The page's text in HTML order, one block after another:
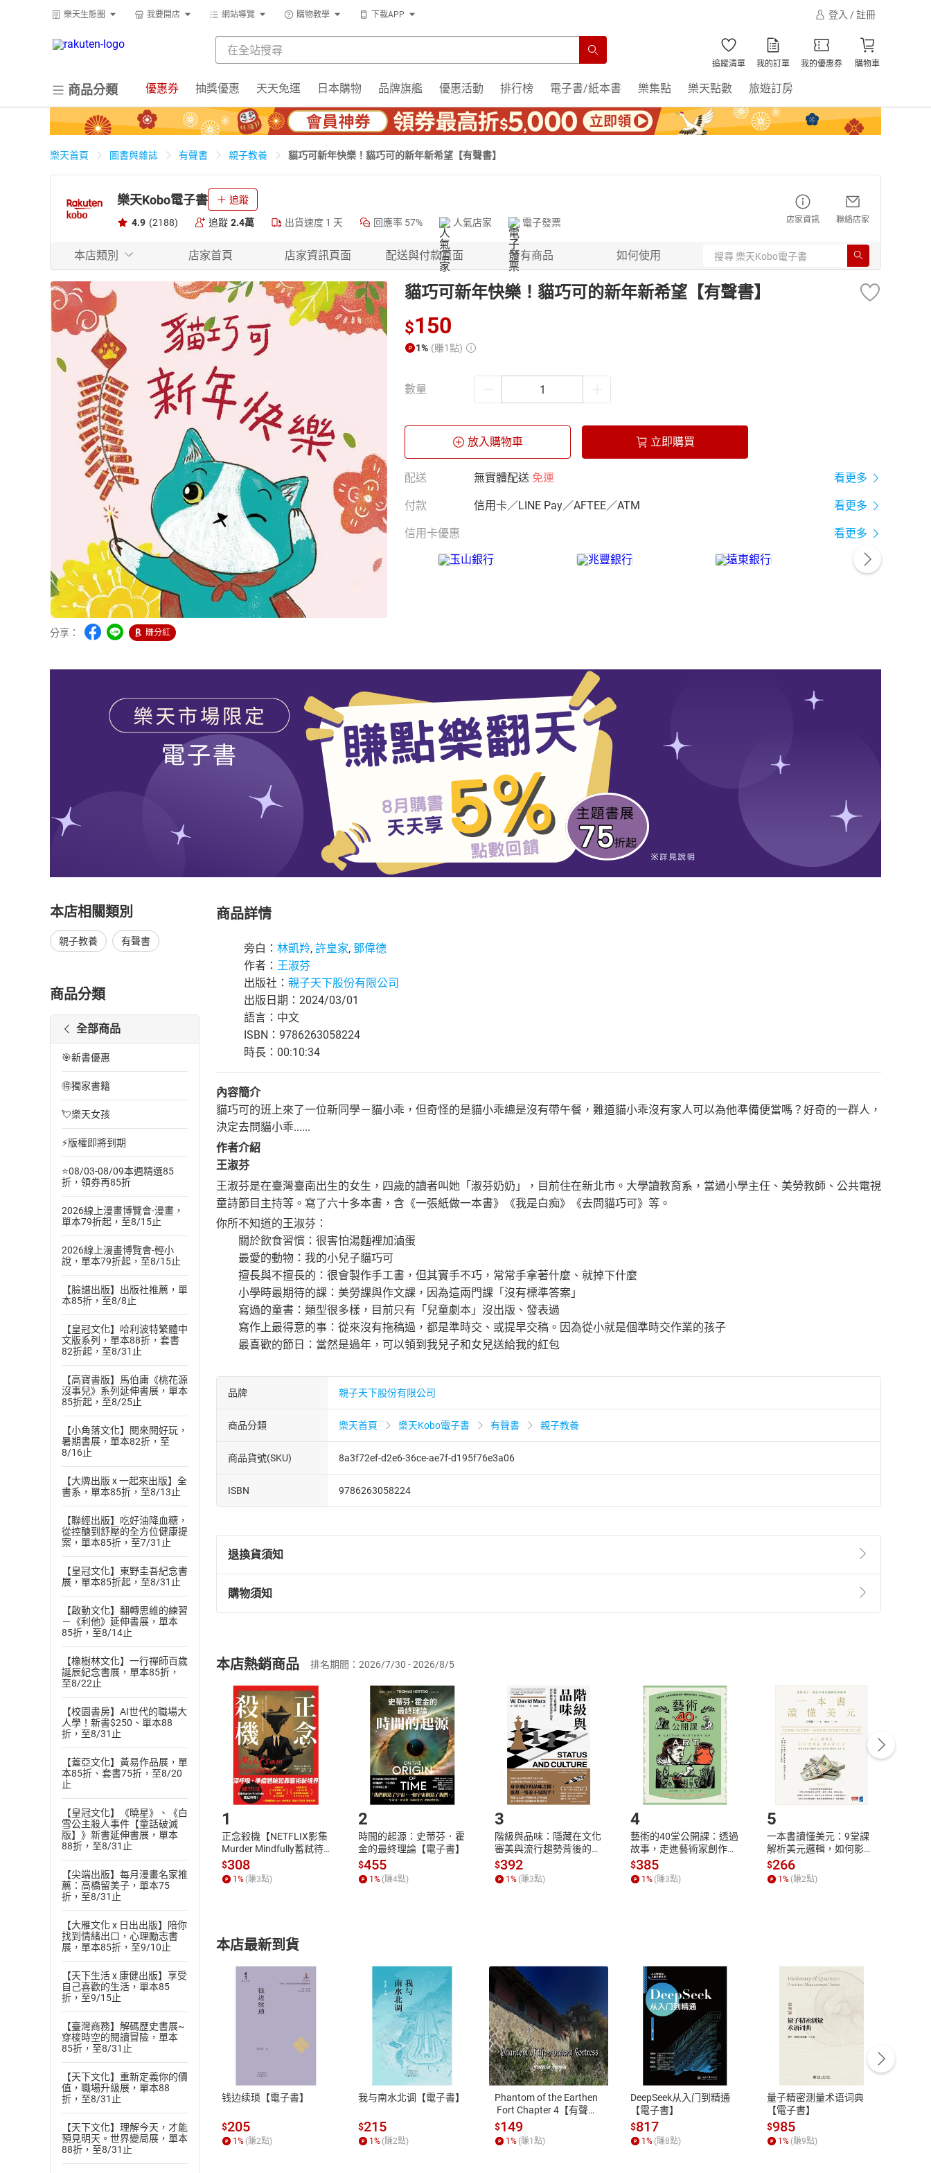
樂天生態圈 我要開店 網站導覽 購物教學 下載APP 登入 / 註冊
追蹤清單 我的訂單 我的優惠券 購物車
商品分類 優惠券 抽獎優惠 天天免運 日本購物 品牌旗艦 優惠活動 排行榜 電子書/紙本書 樂集點 樂天點數 旅遊訂房
樂天首頁 圖書與雜誌 有聲書 親子教養 貓巧可新年快樂！貓巧可的新年新希望【有聲書】
樂天Kobo電子書 追蹤
4.9 (2188) 追蹤 2.4萬 出貨速度 1 天 回應率 57% 人氣店家 電子發票 店家資訊 聯絡店家
本店類別 店家首頁 店家資訊頁面 配送與付款頁面 所有商品 如何使用
分享： 賺分紅
貓巧可新年快樂！貓巧可的新年新希望【有聲書】
$150
1% (賺1點)
數量
放入購物車 立即購買
配送 無實體配送 免運 看更多
付款 信用卡／LINE Pay／AFTEE／ATM 看更多
信用卡優惠 看更多
本店相關類別
親子教養 有聲書
商品分類
全部商品
🎯新書優惠
🉐獨家書籍
💘樂天女孩
⚡版權即將到期
⭐08/03-08/09本週精選85
折，領券再85折
2026線上漫畫博覽會-漫畫，
單本79折起，至8/15止
2026線上漫畫博覽會-輕小
說，單本79折起，至8/15止
【臉譜出版】出版社推薦，單
本85折，至8/8止
【皇冠文化】哈利波特繁體中
文版系列，單本88折，套書
82折起，至8/31止
【高寶書版】馬伯庸《桃花源
沒事兒》系列延伸書展，單本
85折起，至8/25止
【小角落文化】閱來閱好玩，
暑期書展，單本82折，至
8/16止
【大牌出版 x 一起來出版】全
書系，單本85折，至8/13止
【聯經出版】吃好油降血糖，
從控醣到舒壓的全方位健康提
案，單本85折，至7/31止
【皇冠文化】東野圭吾紀念書
展，單本85折起，至8/31止
【啟動文化】翻轉思維的練習
－《利他》延伸書展，單本
85折，至8/14止
【橡樹林文化】一行禪師百歲
誕辰紀念書展，單本85折，
至8/22止
【校園書房】AI世代的職場大
人學！新書$250、單本88
折，至8/31止
【蓋亞文化】黃易作品展，單
本85折、套書75折，至8/20
止
【皇冠文化】《曉星》、《白
雪公主殺人事件【童話破滅
版】》新書延伸書展，單本
88折，至8/31止
【尖端出版】每月漫畫名家推
薦：高橋留美子，單本75
折，至8/31止
【大雁文化 x 日出出版】陪你
找到情緒出口，心理勵志書
展，單本85折，至9/10止
【天下生活 x 康健出版】享受
自己喜歡的生活，單本85
折，至9/15止
【臺灣商務】解碼歷史書展~
穿梭時空的閱讀冒險，單本
85折，至8/31止
【天下文化】重新定義你的價
值，職場升級展，單本88
折，至8/31止
【天下文化】理解今天，才能
預見明天。世界變局展，單本
88折，至8/31止
商品詳情
旁白： 林凱羚, 許皇家, 鄧偉德
作者： 王淑芬
出版社： 親子天下股份有限公司
出版日期：2024/03/01
語言：中文
ISBN：9786263058224
時長：00:10:34
內容簡介
貓巧可的班上來了一位新同學－貓小乖，但奇怪的是貓小乖總是沒有帶午餐，難道貓小乖沒有家人可以為他準備便當嗎？好奇的一群人，
決定去問貓小乖......
作者介紹
王淑芬
王淑芬是在臺灣臺南出生的女生，四歲的讀者叫她「淑芬奶奶」，目前住在新北市。大學讀教育系，當過小學主任、美勞教師、公共電視
童詩節目主持等。寫了六十多本書，含《一張紙做一本書》《我是白痴》《去問貓巧可》等。
你所不知道的王淑芬：
關於飲食習慣：很害怕湯麵裡加滷蛋
最愛的動物：我的小兒子貓巧可
擅長與不擅長的：很會製作手工書，但其實手不巧，常常手拿著什麼、就掉下什麼
小學時最期待的課：美勞課與作文課，因為這兩門課「沒有標準答案」
寫過的童書：類型很多樣，目前只有「兒童劇本」沒出版、發表過
寫作上最得意的事：從來沒有拖稿過，都是準時交、或提早交稿。因為從小就是個準時交作業的孩子
最喜歡的節日：當然是過年，可以領到我兒子和女兒送給我的紅包
品牌 親子天下股份有限公司
商品分類 樂天首頁 樂天Kobo電子書 有聲書 親子教養
商品貨號(SKU) 8a3f72ef-d2e6-36ce-ae7f-d195f76e3a06
ISBN 9786263058224
退換貨須知
退換貨規定：
(一)依消費者保護法第19條第1項後段暨通訊交易解除權合理例外情事適用準則第2條第5款之規定，「非以有形媒介提供之數位
(二)消費者訂購本店鋪之商品即代表知悉本店鋪所銷售之商品為電子書，屬非以有形媒介提供之數位內容，消費者同意若訂購後
且已下載/存取電子書，不得請求退貨退款。
退貨方式：您欲取消訂單或辦理退貨時，請登入樂天市場，並於「我的訂單」中點選「瀏覽訂單明細」
「申請取消訂單/ 退
貨」，本店鋪將依您的申請進行審核，待審核通過後將為您辦理退款事宜。
請注意，樂天市場須以整筆訂單為單位進行取消/退貨，恕無法以單支商品取消/退貨。
購物須知
挑選商品
Choose
放入購物車
Shopping cart
登入帳號
Login
付款方式
Payment
完成訂單
Complete
購書後，如何開始使用？
Step1.選擇閱讀載具 Step2.登入帳號，下載書籍後看書
付款方式
ATM轉帳、信用卡、LINE PAY、AFTEE
退換貨規範
本店是否提供消費者保護法七日猶豫期
之權利，遽消費者保護法及通訊交易解
除權合理例外情事適用準則，依商品性
質各有不同規定。詳細退換貨說明請參
照各商品說明。
客服資訊
服務時間：週一到週五 10:00-12:00、
13:00-17:00 (國定假日及例假日休息)
客服電話：0080-1857077
本店熱銷商品 排名期間：2026/7/30 - 2026/8/5
1
正念殺機【NETFLIX影集
Murder Mindfully蓄弒待
發】【電子書】
$308
1 % (賺3點)
2
時間的起源：史蒂芬．霍
金的最終理論【電子書】
$455
1 % (賺4點)
3
階級與品味：隱藏在文化
審美與流行趨勢背後的地
位渴望【電子書】
$392
1 % (賺3點)
4
藝術的40堂公開課：透過
故事，走進藝術家創作現
場，看藝術如何誕生、如
何形塑人類生活【電子
書】
$385
1% (賺3點)
5
一本書讀懂美元：9堂課
解析美元邏輯，如何影響
全球經濟和每個人的投資
【電子書】
$266
1% (賺2點)
本店最新到貨
钱边续琐【電子書】
$205
1% (賺2點)
我与南水北调【電子書】
$215
1% (賺2點)
Phantom of the Earthen
Fort Chapter 4【有聲
書】
$149
1% (賺1點)
DeepSeek从入门到精通
【電子書】
$817
1% (賺8點)
量子精密测量术语词典
【電子書】
$985
1% (賺9點)